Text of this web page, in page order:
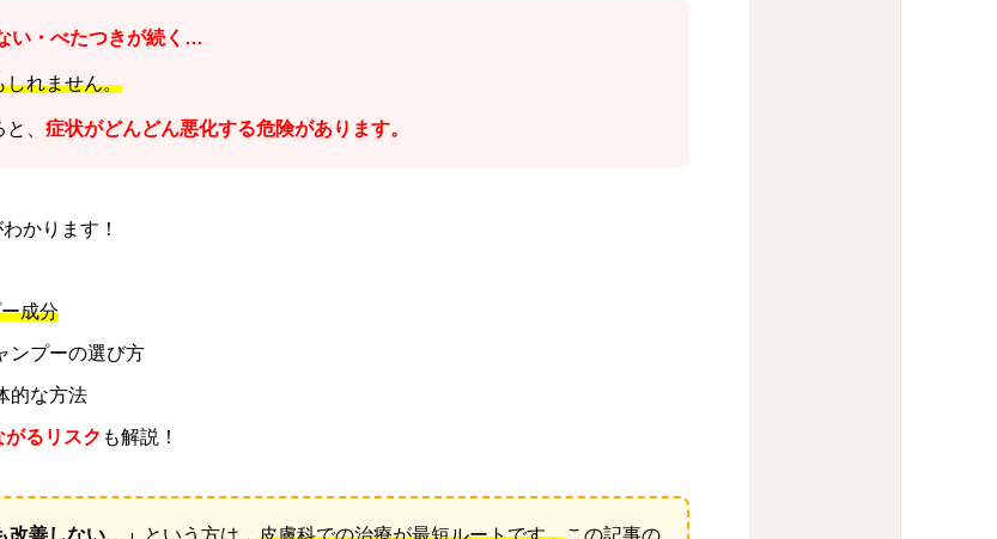
い・べたつきが続く…
しれません。
、 症状がどんどん悪化する危険があります。
かります！
成分
ンプーの選び方
的な方法
るリスク も解説！
改善しない…」 という方は、 皮膚科での治療が最短ルートです。この記事の